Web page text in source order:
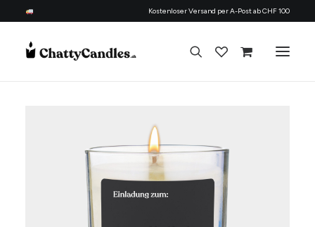
Kostenloser Versand per A-Post ab CHF 100
Geschenk für
Candle Refill Kit - 330 ml - Flowery
HINZUFÜGEN